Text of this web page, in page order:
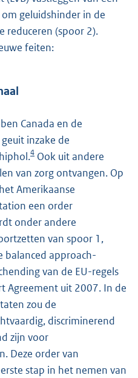
geluidshinder in de
reduceren (spoor 2).
feiten:
Canada en de
inzake de
4 Ook uit andere
van zorg ontvangen. Op
Amerikaanse
een order
onder andere
van spoor 1,
balanced approach-
van de EU-regels
Agreement uit 2007. In de
zou de
discriminerend
zijn voor
Deze order van
stap in het nemen van